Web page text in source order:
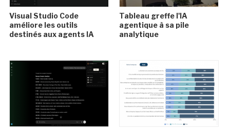
Visual Studio Code
améliore les outils
destinés aux agents IA
Tableau greffe l'IA
agentique à sa pile
analytique